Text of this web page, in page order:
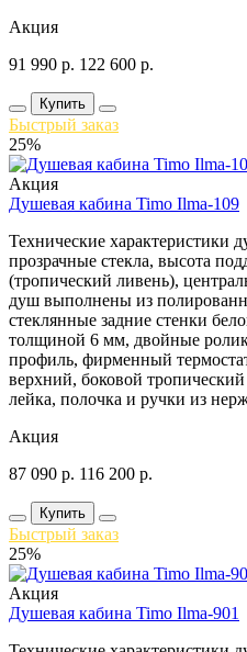
Акция
91 990 р. 122 600 р.
Купить
Быстрый заказ
25%
Акция
Душевая кабина Timo Ilma-109
Технические
прозрачные стекла, высота
(тропический ливень),
душ выполнены из
стеклянные задние стенки
толщиной 6 мм, двойные
профиль, фирменный
верхний, боковой
лейка, полочка и ручки из
Акция
87 090 р. 116 200 р.
Купить
Быстрый заказ
25%
Акция
Душевая кабина Timo Ilma-901